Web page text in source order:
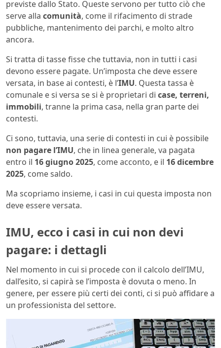
previste dallo Stato. Queste servono per tutto ciò che
serve alla comunità, come il rifacimento di strade
pubbliche, mantenimento dei parchi, e molto altro
ancora.
Si tratta di tasse fisse che tuttavia, non in tutti i casi
devono essere pagate. Un’imposta che deve essere
versata, in base ai contesti, è l’IMU. Questa tassa è
comunale e si versa se si è proprietari di case, terreni,
immobili, tranne la prima casa, nella gran parte dei
contesti.
Ci sono, tuttavia, una serie di contesti in cui è possibile
non pagare l’IMU, che in linea generale, va pagata
entro il 16 giugno 2025, come acconto, e il 16 dicembre
2025, come saldo.
Ma scopriamo insieme, i casi in cui questa imposta non
deve essere versata.
IMU, ecco i casi in cui non devi
pagare: i dettagli
Nel momento in cui si procede con il calcolo dell’IMU,
dall’esito, si capirà se l’imposta è dovuta o meno. In
genere, per essere più certi dei conti, ci si può affidare a
un professionista del settore.